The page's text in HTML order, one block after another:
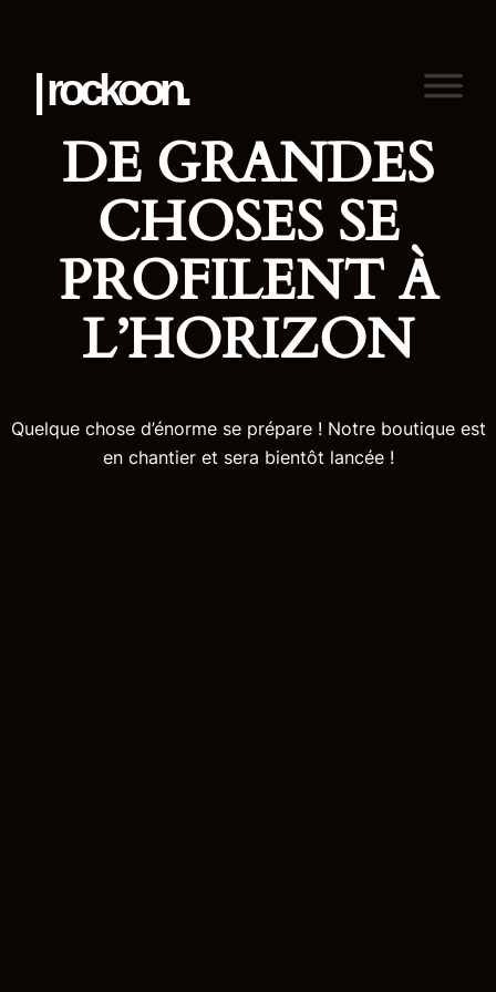
| rockoon.
DE GRANDES
CHOSES SE
PROFILENT À
L’HORIZON
Quelque chose d’énorme se prépare ! Notre boutique est
en chantier et sera bientôt lancée !